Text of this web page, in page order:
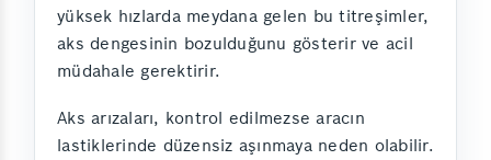
yüksek hızlarda meydana gelen bu titreşimler,
aks dengesinin bozulduğunu gösterir ve acil
müdahale gerektirir.
Aks arızaları, kontrol edilmezse aracın
lastiklerinde düzensiz aşınmaya neden olabilir.